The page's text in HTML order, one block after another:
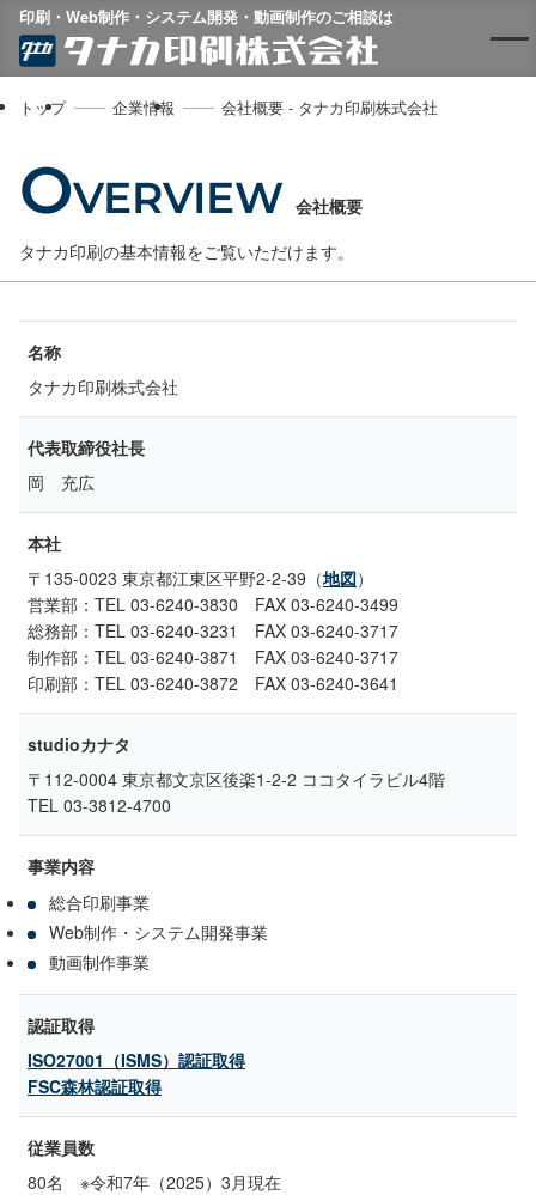
印刷・Web制作・システム開発・動画制作のご相談は
トップ 企業情報 会社概要 - タナカ印刷株式会社
OVERVIEW 会社概要
タナカ印刷の基本情報をご覧いただけます。
名称
タナカ印刷株式会社
代表取締役社長
岡 充広
本社
〒135-0023 東京都江東区平野2-2-39（地図）
営業部：TEL 03-6240-3830 FAX 03-6240-3499
総務部：TEL 03-6240-3231 FAX 03-6240-3717
制作部：TEL 03-6240-3871 FAX 03-6240-3717
印刷部：TEL 03-6240-3872 FAX 03-6240-3641
studioカナタ
〒112-0004 東京都文京区後楽1-2-2 ココタイラビル4階
TEL 03-3812-4700
事業内容
総合印刷事業
Web制作・システム開発事業
動画制作事業
認証取得
ISO27001（ISMS）認証取得
FSC森林認証取得
従業員数
80名 ※令和7年（2025）3月現在